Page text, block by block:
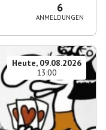
6
ANMELDUNGEN
Heute, 09.08.2026
13:00